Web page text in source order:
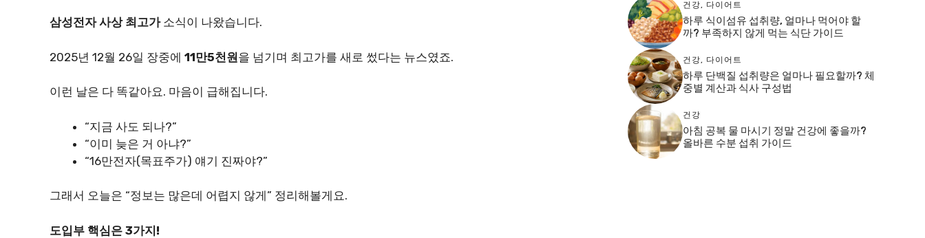
삼성전자 사상 최고가소식이 나왔습니다.
2025년 12월 26일 장중에 11만5천원을 넘기며 최고가를 새로 썼다는 뉴스였죠.
이런 날은 다 똑같아요. 마음이 급해집니다.
“지금 사도 되나?”
“이미 늦은 거 아냐?”
“16만전자(목표주가) 얘기 진짜야?”
그래서 오늘은 “정보는 많은데 어렵지 않게” 정리해볼게요.
도입부 핵심은 3가지!
건강, 다이어트
하루 식이섬유 섭취량, 얼마나 먹어야 할
까? 부족하지 않게 먹는 식단 가이드
건강, 다이어트
하루 단백질 섭취량은 얼마나 필요할까? 체
중별 계산과 식사 구성법
건강
아침 공복 물 마시기 정말 건강에 좋을까?
올바른 수분 섭취 가이드